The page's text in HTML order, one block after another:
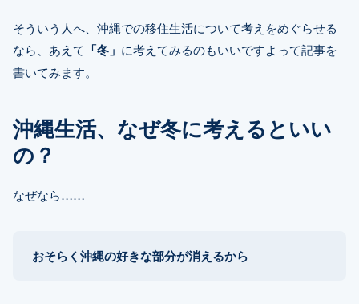
そういう人へ、沖縄での移住生活について考えをめぐらせる
なら、あえて 「冬」 に考えてみるのもいいですよって記事を
書いてみます。
沖縄生活、なぜ冬に考えるといい
の？
なぜなら……
おそらく沖縄の好きな部分が消えるから